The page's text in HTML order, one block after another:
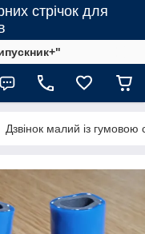
стрічок для
Дзвінок малий із